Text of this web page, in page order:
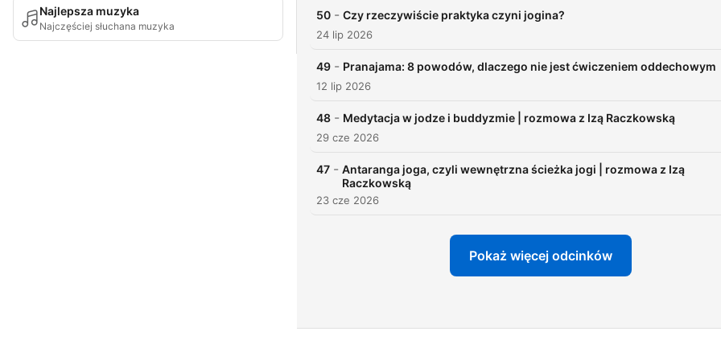
Najlepsza muzyka
Najczęściej słuchana muzyka
Indii. Na kanale dzieli się
w pracy naukowej, jak i w
praktyki.
50 - Czy rzeczywiście praktyka czyni jogina?
24 lip 2026
49 - Pranajama: 8 powodów, dlaczego nie jest ćwiczeniem oddechowym
12 lip 2026
48 - Medytacja w jodze i buddyzmie | rozmowa z Izą Raczkowską
29 cze 2026
47 - Antaranga joga, czyli wewnętrzna ścieżka jogi | rozmowa z Izą
Raczkowską
23 cze 2026
Pokaż więcej odcinków